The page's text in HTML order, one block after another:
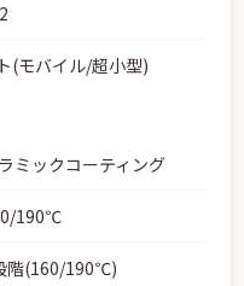
(モバイル/超小型)
ミックコーティング
190℃
階(160/190℃)